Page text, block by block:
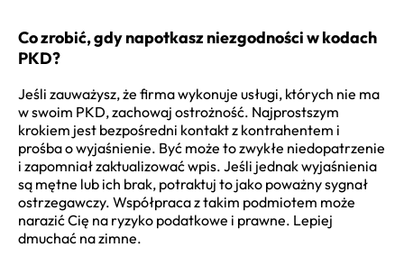
Co zrobić, gdy napotkasz niezgodności w kodach
PKD?
Jeśli zauważysz, że firma wykonuje usługi, których nie ma
w swoim PKD, zachowaj ostrożność. Najprostszym
krokiem jest bezpośredni kontakt z kontrahentem i
prośba o wyjaśnienie. Być może to zwykłe niedopatrzenie
i zapomniał zaktualizować wpis. Jeśli jednak wyjaśnienia
są mętne lub ich brak, potraktuj to jako poważny sygnał
ostrzegawczy. Współpraca z takim podmiotem może
narazić Cię na ryzyko podatkowe i prawne. Lepiej
dmuchać na zimne.